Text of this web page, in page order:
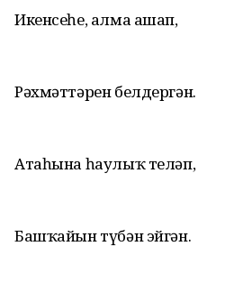
Икенсеһе, алма ашап,
Рәхмәттәрен белдергән.
Атаһына һаулыҡ теләп,
Башҡайын түбән эйгән.